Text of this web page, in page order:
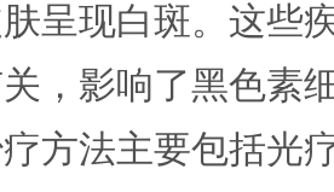
呈现白斑。这些
，影响了黑色素
方法主要包括光